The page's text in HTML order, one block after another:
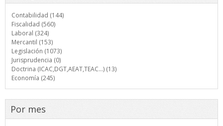
Contabilidad (144)
Fiscalidad (560)
Laboral (324)
Mercantil (153)
Legislación (1073)
Jurisprudencia (0)
Doctrina (ICAC,DGT,AEAT,TEAC...) (13)
Economía (245)
Por mes